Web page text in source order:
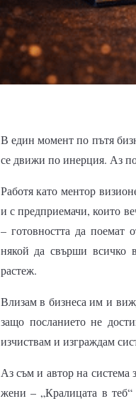
В един момент по пътя
се движи по инерция. Аз
Работя като ментор
и с предприемачи, които
– готовността да поемат
някой да свърши всичко
растеж.
Влизам в бизнеса им и
защо посланието не
изчиствам и изграждам
Аз съм и автор на система
жени – „Кралицата в теб“